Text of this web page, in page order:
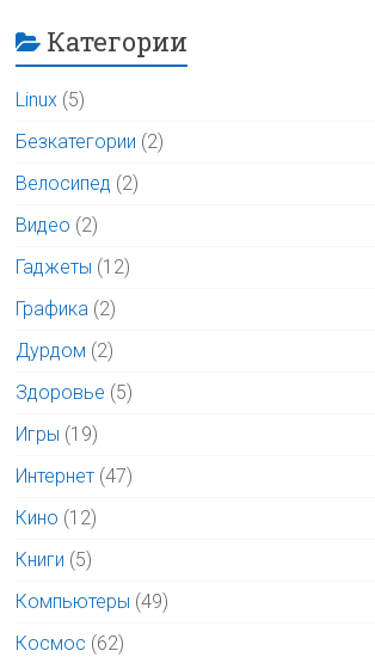
Категории
Linux (5)
Безкатегории (2)
Велосипед (2)
Видео (2)
Гаджеты (12)
Графика (2)
Дурдом (2)
Здоровье (5)
Игры (19)
Интернет (47)
Кино (12)
Книги (5)
Компьютеры (49)
Космос (62)